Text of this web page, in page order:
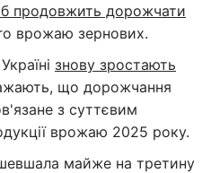
продовжить дорожчати
врожаю зернових.
знову зростають
що дорожчання
з суттєвим
врожаю 2025 року.
майже на третину